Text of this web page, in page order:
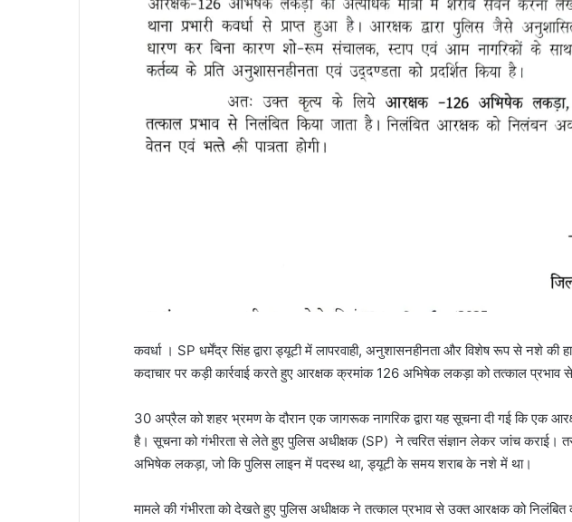
कवर्धा । SP धर्मेंद्र सिंह द्वारा ड्यूटी में लापरवाही, अनुशासनहीनता और विशेष रूप से नशे
कदाचार पर कड़ी कार्रवाई करते हुए आरक्षक क्रमांक 126 अभिषेक लकड़ा को तत्काल प्रभाव से
30 अप्रैल को शहर भ्रमण के दौरान एक जागरूक नागरिक द्वारा यह सूचना दी गई कि एक
है। सूचना को गंभीरता से लेते हुए पुलिस अधीक्षक (SP) ने त्वरित संज्ञान लेकर जांच कराई।
अभिषेक लकड़ा, जो कि पुलिस लाइन में पदस्थ था, ड्यूटी के समय शराब के नशे में था।
मामले की गंभीरता को देखते हुए पुलिस अधीक्षक ने तत्काल प्रभाव से उक्त आरक्षक को